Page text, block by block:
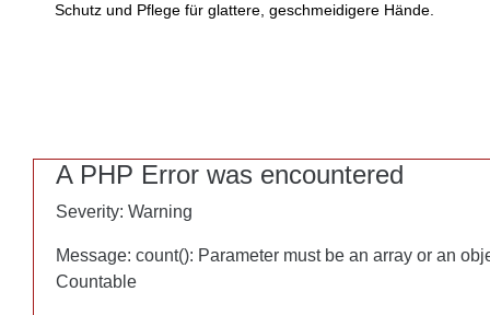
Glattere, ebenmäßigere Hände. UV-Schutzsystem mit
Schutz und Pflege für glattere, geschmeidigere Hände.
A PHP Error was encountered
Severity: Warning
Message: count(): Parameter must be an array or an
Countable
A PHP Error was encountered
Severity: Warning
Message: count(): Parameter must be an array or an
Countable